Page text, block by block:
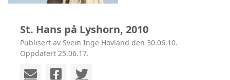
St. Hans på Lyshorn, 2010
Publisert av Svein Inge Hovland den 30.06.10.
Oppdatert 25.06.17.